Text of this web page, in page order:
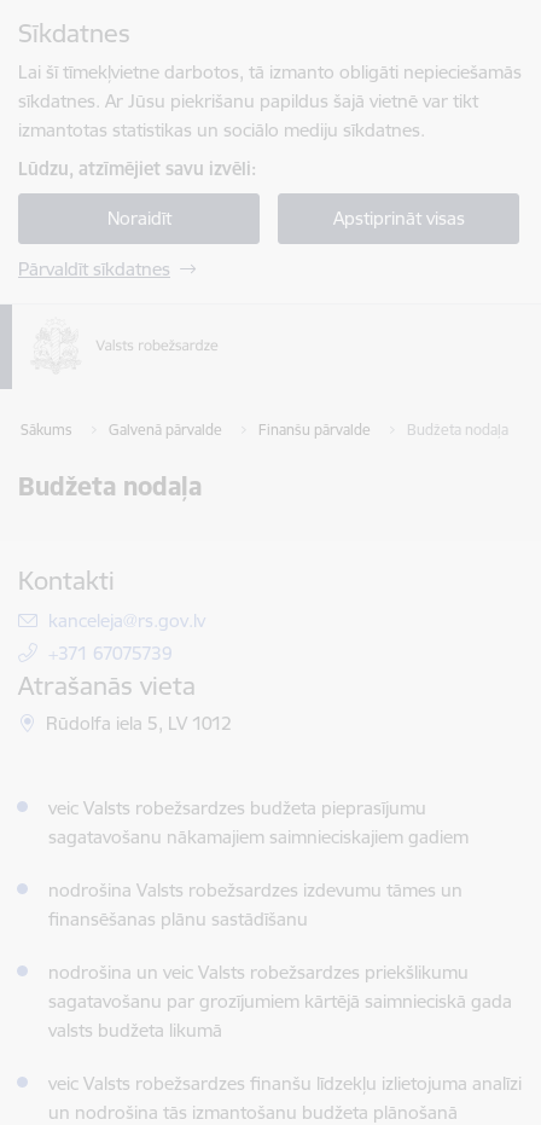
Sīkdatnes
Lai šī tīmekļvietne darbotos, tā izmanto obligāti nepieciešamās
sīkdatnes. Ar Jūsu piekrišanu papildus šajā vietnē var tikt
izmantotas statistikas un sociālo mediju sīkdatnes.
Lūdzu, atzīmējiet savu izvēli:
Noraidīt Apstiprināt visas
Pārvaldīt sīkdatnes
Sākums Galvenā pārvalde Finanšu pārvalde Budžeta nodaļa
Budžeta nodaļa
Kontakti
E-pasts:
kanceleja@rs.gov.lv
+371 67075739
Atrašanās vieta
Rūdolfa iela 5, LV 1012
veic Valsts robežsardzes budžeta pieprasījumu
sagatavošanu nākamajiem saimnieciskajiem gadiem
nodrošina Valsts robežsardzes izdevumu tāmes un
finansēšanas plānu sastādīšanu
nodrošina un veic Valsts robežsardzes priekšlikumu
sagatavošanu par grozījumiem kārtējā saimnieciskā gada
valsts budžeta likumā
veic Valsts robežsardzes finanšu līdzekļu izlietojuma analīzi
un nodrošina tās izmantošanu budžeta plānošanā